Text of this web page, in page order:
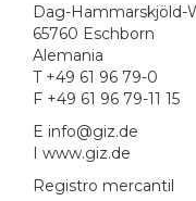
Dag-Hammarskjöld-
65760 Eschborn
Alemania
T +49 61 96 79-0
F +49 61 96 79-11 15
E info@giz.de
I www.giz.de
Registro mercantil